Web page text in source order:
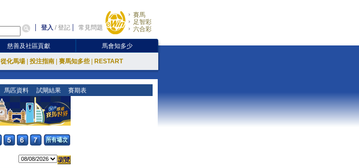
登入 /登記 常見問題
賽馬
足智彩
六合彩
慈善及社區貢獻 馬會知多少
從化馬場 投注指南 賽馬知多些 RESTART
馬匹資料 試閘結果 賽期表